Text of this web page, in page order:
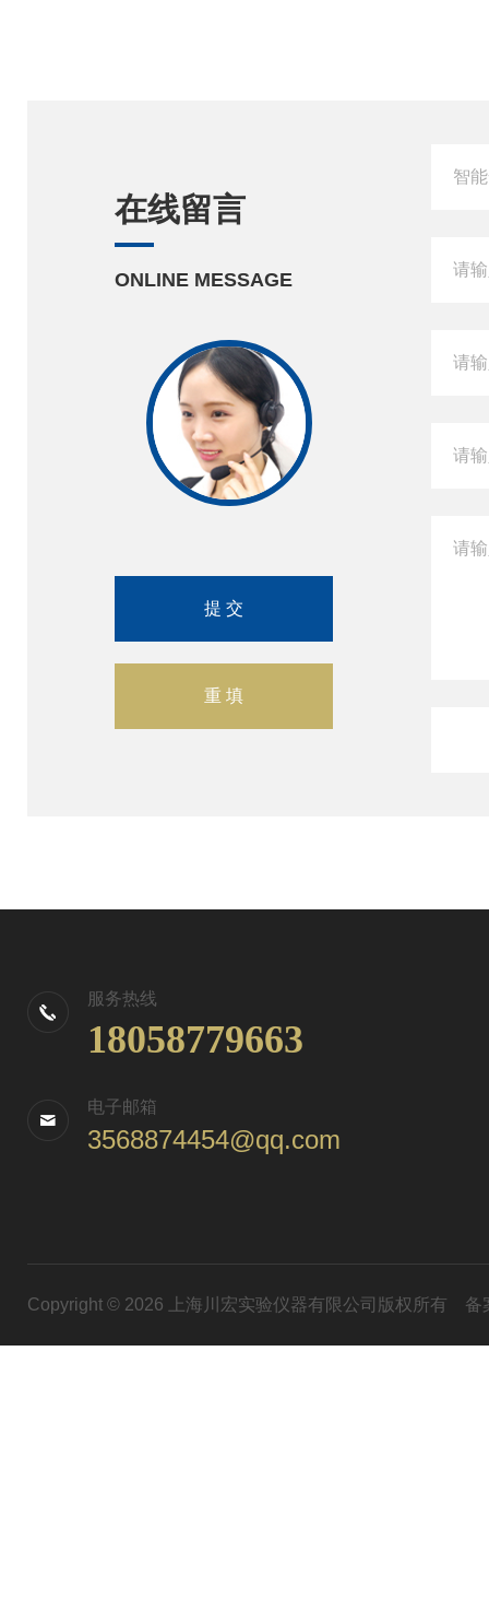
在线留言
ONLINE MESSAGE
服务热线
18058779663
电子邮箱
3568874454@qq.com
Copyright © 2026 上海川宏实验仪器有限公司版权所有 备